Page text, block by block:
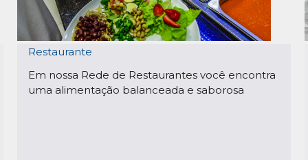
Restaurante
Em nossa Rede de Restaurantes você encontra
uma alimentação balanceada e saborosa